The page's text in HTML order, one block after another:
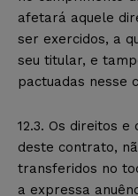
afetará aquele
ser exercidos, a
seu titular, e
pactuadas nesse
12.3. Os direitos
deste contrato,
transferidos no
a expressa